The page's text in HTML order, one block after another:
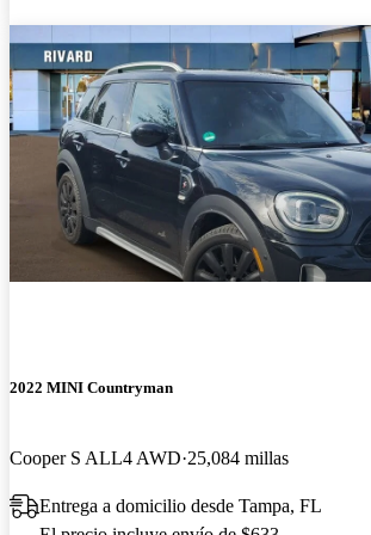
2022 MINI Countryman
Cooper S ALL4 AWD 25,084 millas
Entrega a domicilio desde Tampa, FL